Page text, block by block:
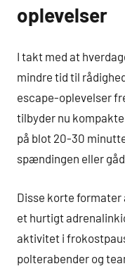
oplevelser
I takt med at
mindre tid til
escape-oplevelser
tilbyder nu
på blot 20-30
spændingen eller
Disse korte
et hurtigt
aktivitet i
polterabender og